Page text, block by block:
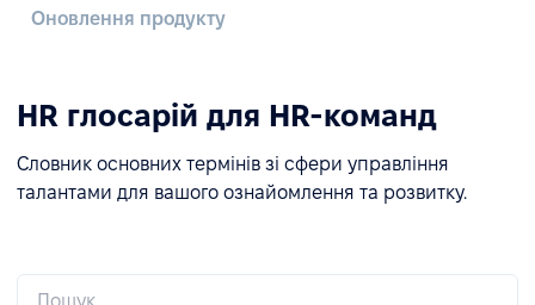
Оновлення продукту
HR глосарій для HR-команд
Словник основних термінів зі сфери управління
талантами для вашого ознайомлення та розвитку.